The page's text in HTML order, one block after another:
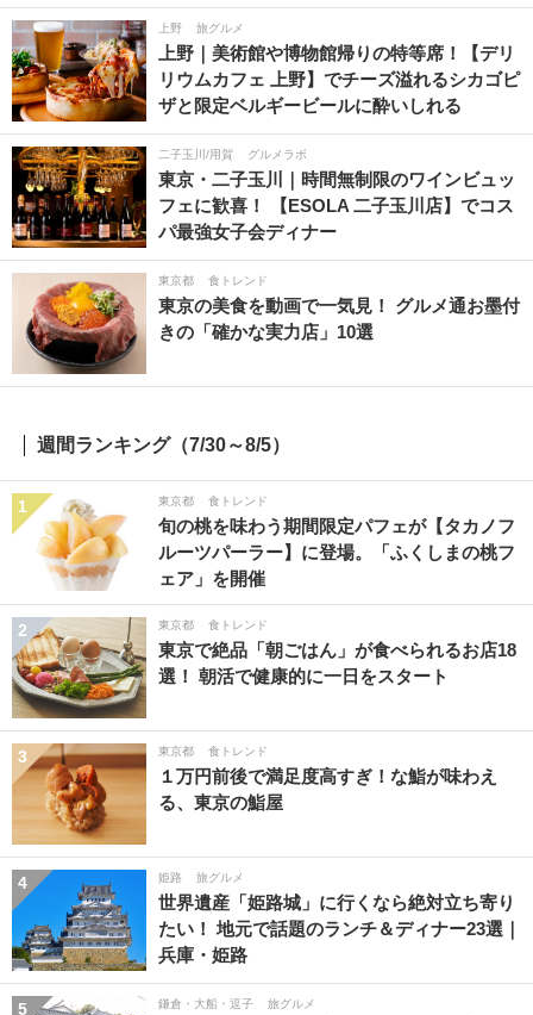
上野 旅グルメ
上野｜美術館や博物館帰りの特等席！【デリ
リウムカフェ 上野】でチーズ溢れるシカゴピ
ザと限定ベルギービールに酔いしれる
二子玉川/用賀 グルメラボ
東京・二子玉川｜時間無制限のワインビュッ
フェに歓喜！ 【ESOLA 二子玉川店】でコス
パ最強女子会ディナー
東京都 食トレンド
東京の美食を動画で一気見！ グルメ通お墨付
きの「確かな実力店」10選
週間ランキング（7/30～8/5）
1 東京都 食トレンド
旬の桃を味わう期間限定パフェが【タカノフ
ルーツパーラー】に登場。「ふくしまの桃フ
ェア」を開催
2 東京都 食トレンド
東京で絶品「朝ごはん」が食べられるお店18
選！ 朝活で健康的に一日をスタート
3 東京都 食トレンド
１万円前後で満足度高すぎ！な鮨が味わえ
る、東京の鮨屋
4 姫路 旅グルメ
世界遺産「姫路城」に行くなら絶対立ち寄り
たい！ 地元で話題のランチ＆ディナー23選｜
兵庫・姫路
5 鎌倉・大船・逗子 旅グルメ